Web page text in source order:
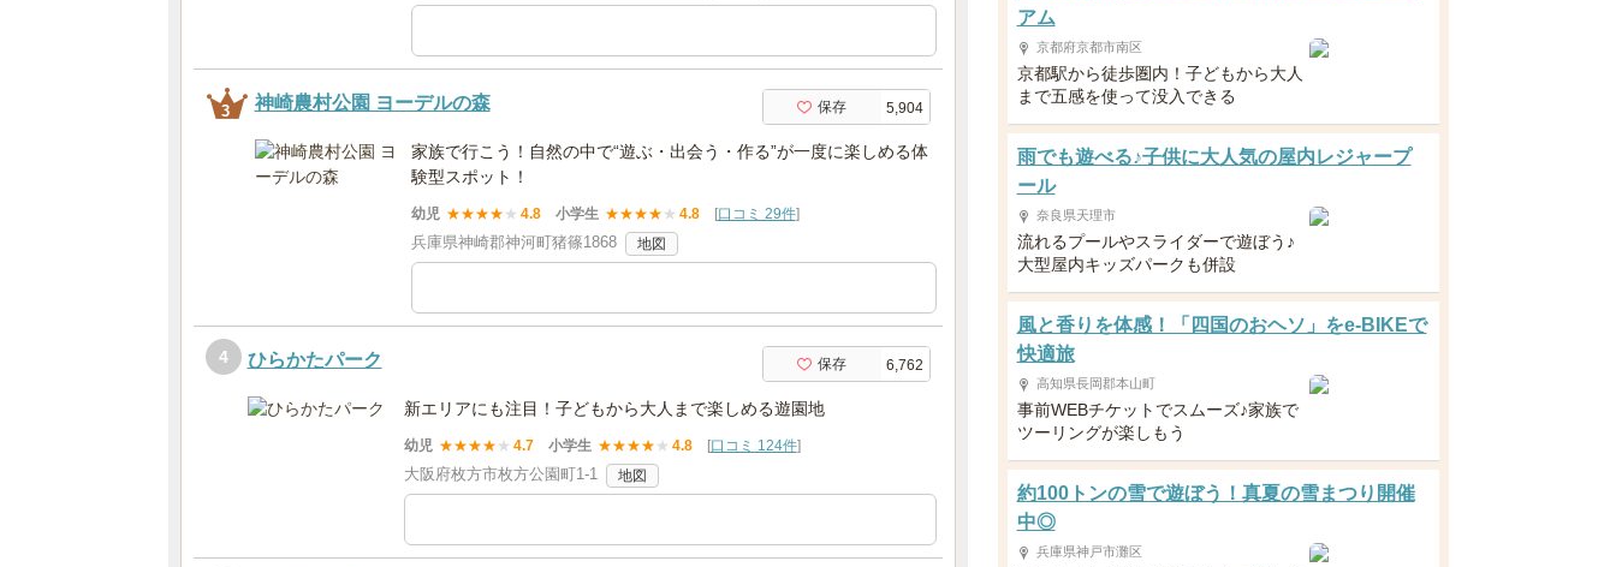
3 神崎農村公園 ヨーデルの森 保存 5,904
家族で行こう！自然の中で“遊ぶ・出会う・作る”が一度に楽しめる体
験型スポット！
幼児 ★★★★ ★ 4.8 小学生 ★★★★ ★ 4.8 [口コミ 29件]
兵庫県神崎郡神河町猪篠1868 地図
4 ひらかたパーク 保存 6,762
新エリアにも注目！子どもから大人まで楽しめる遊園地
幼児 ★★★★ ★ 4.7 小学生 ★★★★ ★ 4.8 [口コミ 124件]
大阪府枚方市枚方公園町1-1 地図
アム
京都府京都市南区
京都駅から徒歩圏内！子どもから大人
まで五感を使って没入できる
雨でも遊べる♪子供に大人気の屋内レジャープ
ール
奈良県天理市
流れるプールやスライダーで遊ぼう♪
大型屋内キッズパークも併設
風と香りを体感！「四国のおヘソ」をe-BIKEで
快適旅
高知県長岡郡本山町
事前WEBチケットでスムーズ♪家族で
ツーリングが楽しもう
約100トンの雪で遊ぼう！真夏の雪まつり開催
中◎
兵庫県神戸市灘区